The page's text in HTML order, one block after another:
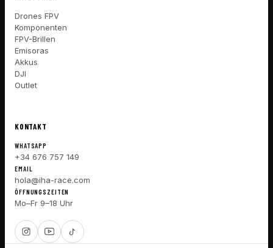
Drones FPV
Komponenten
FPV-Brillen
Emisoras
Akkus
DJI
Outlet
KONTAKT
WHATSAPP
+34 676 757 149
EMAIL
hola@iha-race.com
ÖFFNUNGSZEITEN
Mo–Fr 9–18 Uhr